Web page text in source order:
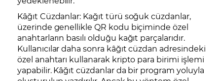
Kâğıt Cüzdanlar: Kağıt türü soğuk cüzdanlar,
üzerinde genellikle QR kodu biçiminde özel
anahtarların basılı olduğu kağıt parçalarıdır.
Kullanıcılar daha sonra kâğıt cüzdan adresindeki
özel anahtarı kullanarak kripto para birimi işlemi
yapabilir. Kâğıt cüzdanlar da bir program yoluyla